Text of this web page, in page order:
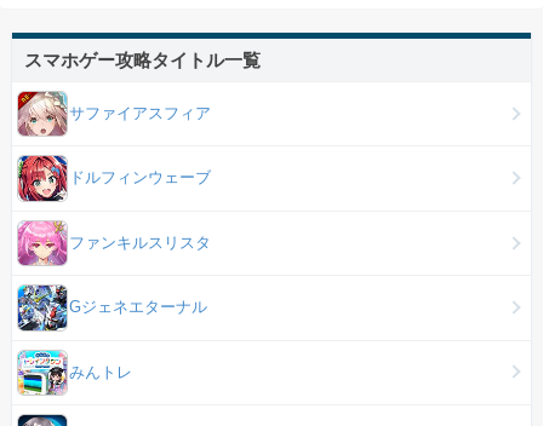
スマホゲー攻略タイトル一覧
サファイアスフィア
ドルフィンウェーブ
ファンキルスリスタ
Gジェネエターナル
みんトレ